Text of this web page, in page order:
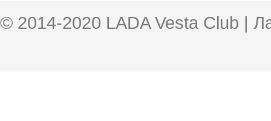
© 2014-2020 LADA Vesta Club |